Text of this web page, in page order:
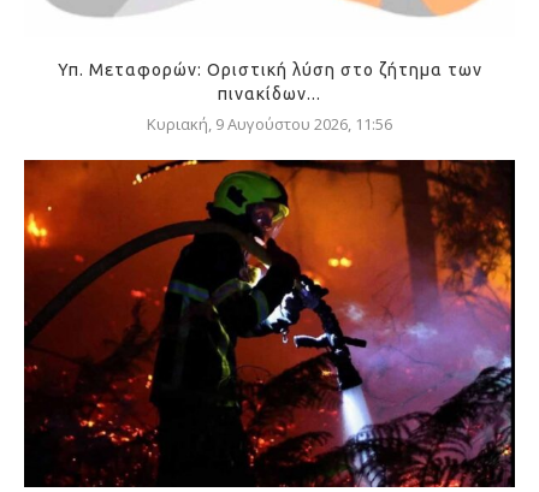
Υπ. Μεταφορών: Οριστική λύση στο ζήτημα των
πινακίδων...
Κυριακή, 9 Αυγούστου 2026, 11:56